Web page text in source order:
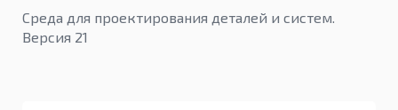
Среда для проектирования деталей и систем.
Версия 21